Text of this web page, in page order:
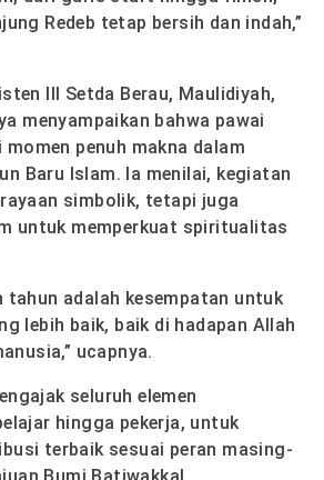
Redeb tetap bersih dan indah,”
III Setda Berau, Maulidiyah,
menyampaikan bahwa pawai
penuh makna dalam
Baru Islam. Ia menilai, kegiatan
simbolik, tetapi juga
untuk memperkuat spiritualitas
tahun adalah kesempatan untuk
lebih baik, baik di hadapan Allah
ucapnya.
seluruh elemen
hingga pekerja, untuk
terbaik sesuai peran masing-